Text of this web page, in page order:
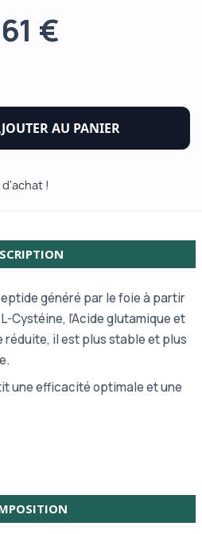
€
AU PANIER
!
généré par le foie à partir
Cystéine, l’Acide glutamique et
réduite, il est plus stable et plus
une efficacité optimale et une